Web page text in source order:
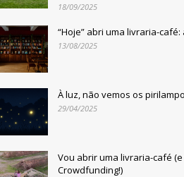
18/09/2025
“Hoje” abri uma livraria-café:
13/08/2025
À luz, não vemos os
29/04/2025
Vou abrir uma livraria-café
Crowdfunding!)